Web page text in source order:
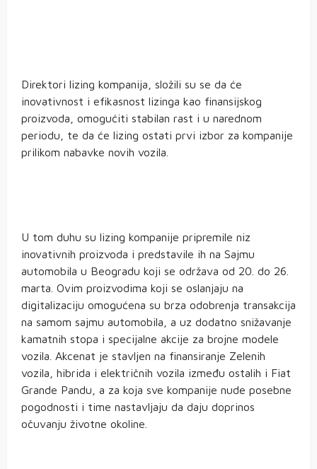
Direktori lizing kompanija, složili su se da će
inovativnost i efikasnost lizinga kao finansijskog
proizvoda, omogućiti stabilan rast i u narednom
periodu, te da će lizing ostati prvi izbor za kompanije
prilikom nabavke novih vozila.
U tom duhu su lizing kompanije pripremile niz
inovativnih proizvoda i predstavile ih na Sajmu
automobila u Beogradu koji se održava od 20. do 26.
marta. Ovim proizvodima koji se oslanjaju na
digitalizaciju omogućena su brza odobrenja transakcija
na samom sajmu automobila, a uz dodatno snižavanje
kamatnih stopa i specijalne akcije za brojne modele
vozila. Akcenat je stavljen na finansiranje Zelenih
vozila, hibrida i električnih vozila između ostalih i Fiat
Grande Pandu, a za koja sve kompanije nude posebne
pogodnosti i time nastavljaju da daju doprinos
očuvanju životne okoline.